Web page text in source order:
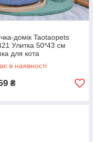
домік Taotaopets
Улитка 50*43 см
для кота
в наявності
₴